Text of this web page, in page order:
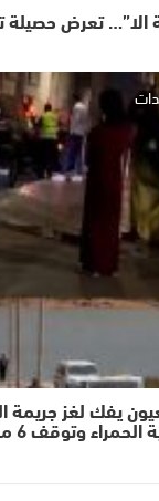
الا”… تعرض حصيلة
يفك لغز جريمة
وتوقف 6 مشتبه فيهم